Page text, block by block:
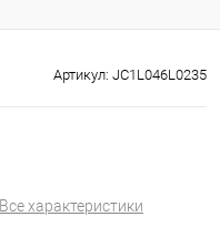
Артикул: JC1L046L0235
Все характеристики